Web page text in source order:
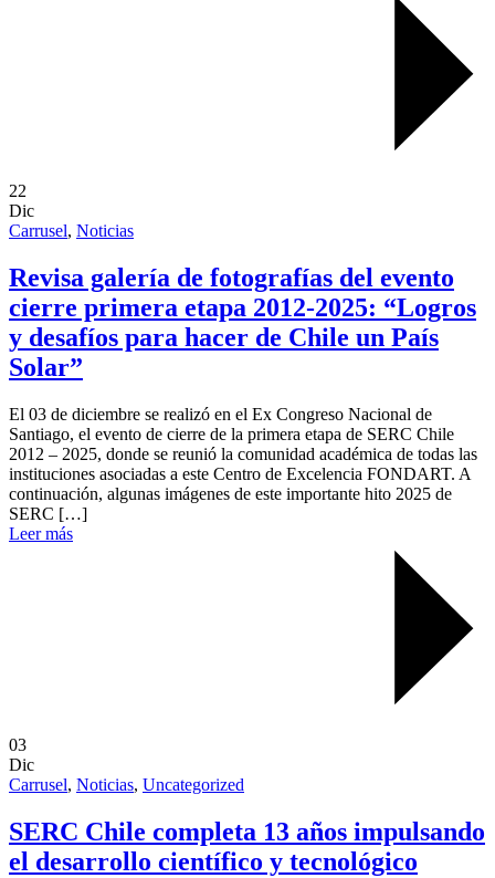
22
Dic
Carrusel, Noticias
Revisa galería de fotografías del evento
cierre primera etapa 2012-2025: “Logros
y desafíos para hacer de Chile un País
Solar”
El 03 de diciembre se realizó en el Ex Congreso Nacional de
Santiago, el evento de cierre de la primera etapa de SERC Chile
2012 – 2025, donde se reunió la comunidad académica de todas las
instituciones asociadas a este Centro de Excelencia FONDART. A
continuación, algunas imágenes de este importante hito 2025 de
SERC […]
Leer más
03
Dic
Carrusel, Noticias, Uncategorized
SERC Chile completa 13 años impulsando
el desarrollo científico y tecnológico